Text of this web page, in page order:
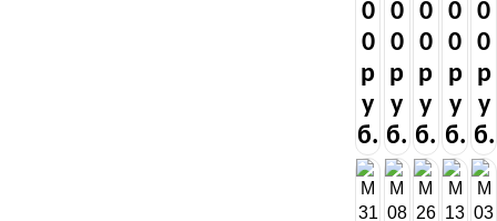
0
0
р
у
б.
0
0
р
у
б.
0
0
р
у
б.
0
0
р
у
б.
0
0
р
у
б.